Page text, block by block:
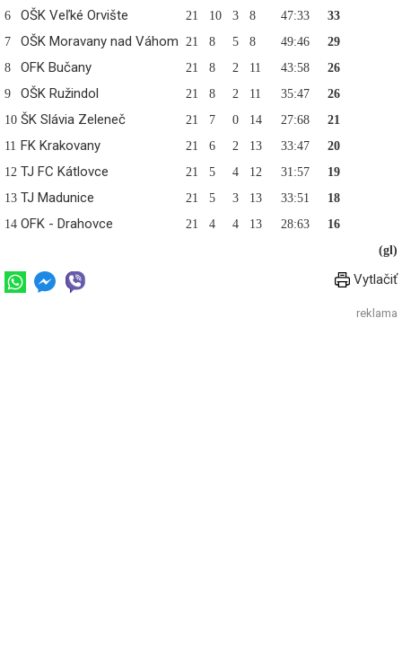
6 OŠK Veľké Orvište 21 10 3 8 47:33
33
7
OŠK Moravany nad Váhom 21 8 5 8 49:46
29
8
OFK Bučany 21 8 2 11 43:58
26
9
OŠK Ružindol 21 8 2 11 35:47
26
10 ŠK Slávia Zeleneč 21 7 0 14 27:68
21
11 FK Krakovany 21 6 2 13 33:47
20
12 TJ FC Kátlovce 21 5 4 12 31:57
19
13 TJ Madunice 21 5 3 13 33:51
18
14 OFK - Drahovce 21 4 4 13 28:63
16
(gl)
Vytlačiť
reklama